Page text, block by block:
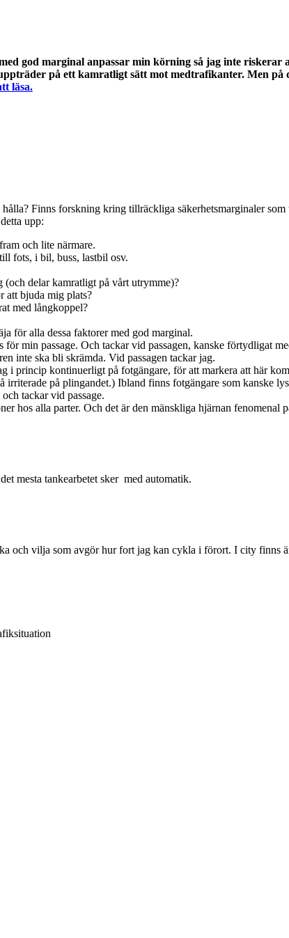
god marginal anpassar min körning så jag inte
på ett kamratligt sätt mot medtrafikanter. Men på
läsa.
Finns forskning kring tillräckliga säkerhetsmarginaler
upp:
och lite närmare.
fots, i bil, buss, lastbil osv.
(och delar kamratligt på vårt utrymme)?
att bjuda mig plats?
med långkoppel?
för alla dessa faktorer med god marginal.
min passage. Och tackar vid passagen, kanske förtydligat
inte ska bli skrämda. Vid passagen tackar jag.
i princip kontinuerligt på fotgängare, för att markera att här
på plingandet.) Ibland finns fotgängare som kanske
tackar vid passage.
hos alla parter. Och det är den mänskliga hjärnan fenomenal
mesta tankearbetet sker med automatik.
och vilja som avgör hur fort jag kan cykla i förort. I city finns